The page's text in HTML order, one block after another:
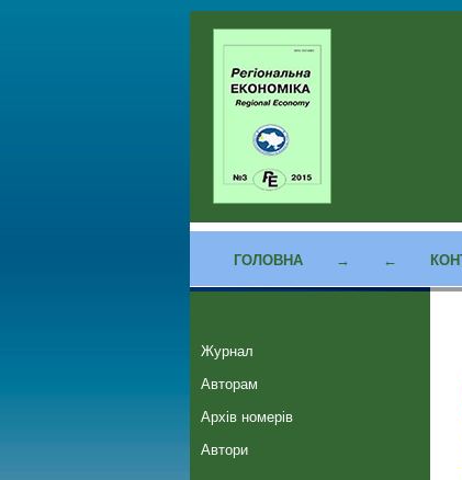
ГОЛОВНА → ←
Журнал
Авторам
Архів номерів
Автори